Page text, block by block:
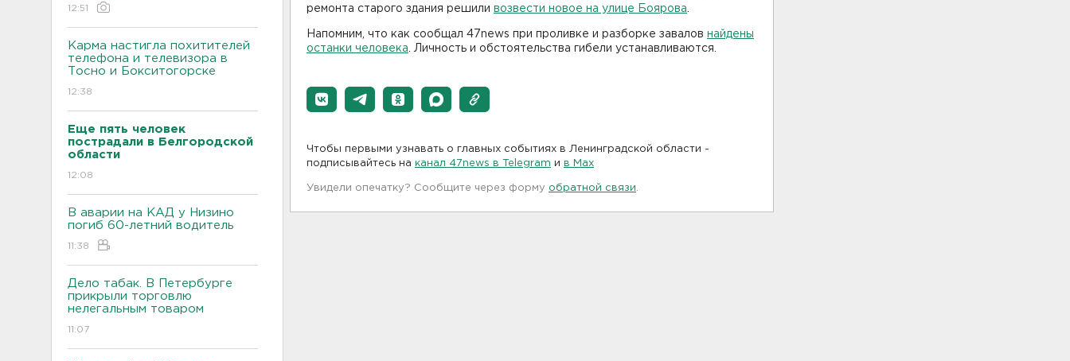
12:51
Карма настигла похитителей
телефона и телевизора в
Тосно и Бокситогорске
12:38
Еще пять человек
пострадали в Белгородской
области
12:08
В аварии на КАД у Низино
погиб 60-летний водитель
11:38
Дело табак. В Петербурге
прикрыли торговлю
нелегальным товаром
11:07
ремонта старого здания решили возвести новое на улице Боярова
Напомним, что как сообщал 47news при проливке и разборке завалов найдены
останки человека . Личность и обстоятельства гибели устанавливаются.
Чтобы первыми узнавать о главных событиях в Ленинградской области -
подписывайтесь на канал 47news в Telegram и в Maх
Увидели опечатку? Сообщите через форму обратной связи